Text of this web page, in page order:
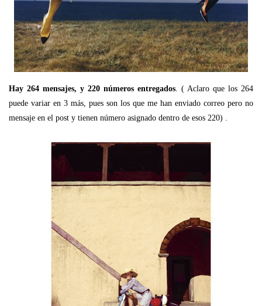
Hay 264 mensajes, y 220 números entregados . ( Aclaro que los 264
puede variar en 3 más, pues son los que me han enviado correo pero no
mensaje en el post y tienen número asignado dentro de esos 220) .